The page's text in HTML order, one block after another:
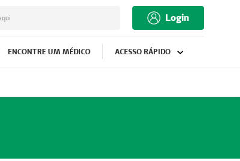
Login
ENCONTRE UM MÉDICO ACESSO RÁPIDO